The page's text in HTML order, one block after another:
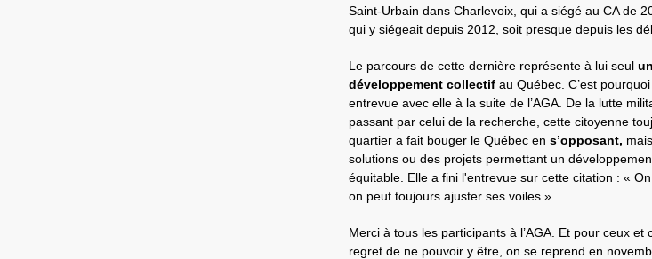
Saint-Urbain dans Charlevoix, qui a siégé au CA de
qui y siégeait depuis 2012, soit presque depuis les
Le parcours de cette dernière représente à lui seul
développement collectif au Québec. C’est
entrevue avec elle à la suite de l’AGA. De la lutte
passant par celui de la recherche, cette citoyenne
quartier a fait bouger le Québec en s’opposant,
solutions ou des projets permettant un
équitable. Elle a fini l'entrevue sur cette citation : «
on peut toujours ajuster ses voiles ».
Merci à tous les participants à l’AGA. Et pour ceux
regret de ne pouvoir y être, on se reprend en